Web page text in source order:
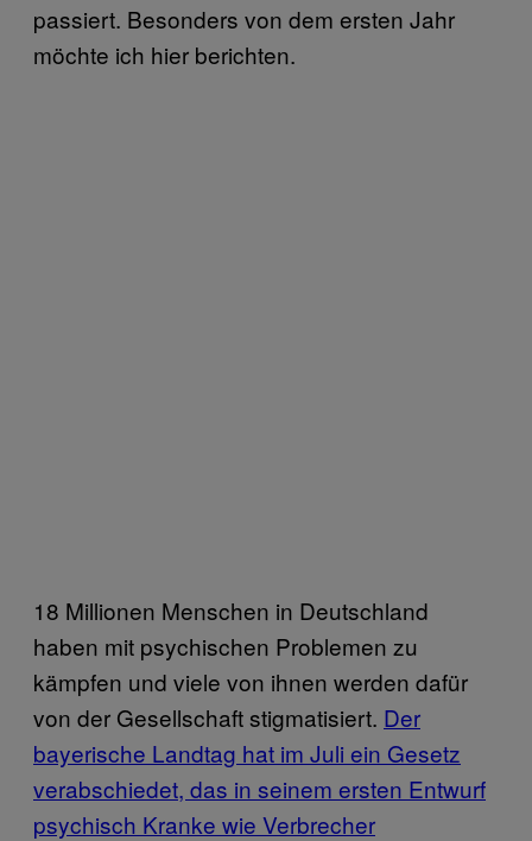
passiert. Besonders von dem ersten Jahr
möchte ich hier berichten.
18 Millionen Menschen in Deutschland
haben mit psychischen Problemen zu
kämpfen und viele von ihnen werden dafür
von der Gesellschaft stigmatisiert. Der
bayerische Landtag hat im Juli ein Gesetz
verabschiedet, das in seinem ersten Entwurf
psychisch Kranke wie Verbrecher